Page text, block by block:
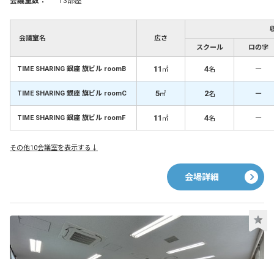
会議室名 広さ
スクール ロの字
TIME SHARING 銀座 旗ビル roomB 11 ㎡ 4名 －
TIME SHARING 銀座 旗ビル roomC 5㎡ 2名 －
TIME SHARING 銀座 旗ビル roomF 11 ㎡ 4名 －
その他10会議室を表示する↓
会場詳細